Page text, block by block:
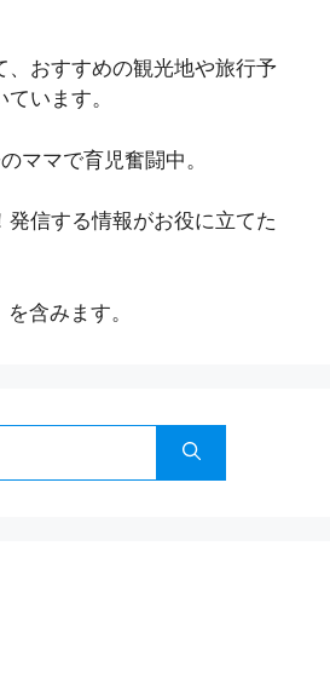
、おすすめの観光地や旅行予
います。
ママで育児奮闘中。
発信する情報がお役に立てた
含みます。